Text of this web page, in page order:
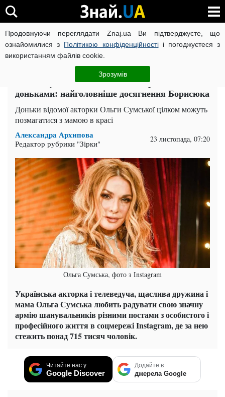
Продовжуючи переглядати Znaj.ua Ви підтверджуєте, що
ознайомилися з Політикою конфіденційностіі погоджуєтеся з
використанням файлів cookie.
Зрозумів
ВІЙНА РОСІЇ ПРОТИ УКРАЇНИ КОРОНАВІРУС В УКРАЇНІ
ЧИТАТЬ НА РУССКОМ
Ольга Сумська похвалилася підрослими
доньками: найголовніше досягнення Борисюка
Доньки відомої акторки Ольги Сумської цілком можуть
позмагатися з мамою в красі
Александра Архипова
Редактор рубрики "Зірки" 23 листопада, 07:20
Ольга Сумська, фото з Instagram
Українська акторка і телеведуча, щаслива дружина і
мама Ольга Сумська любить радувати свою значну
армію шанувальників різними постами з особистого і
професійного життя в соцмережі Instagram, де за нею
стежить понад 715 тисяч чоловік.
Читайте нас у
Google Discover
Додайте в
джерела Google